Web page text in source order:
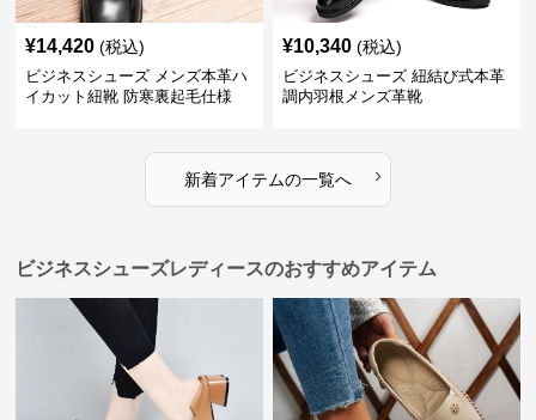
¥14,420 (税込)
ビジネスシューズ メンズ本革ハ
イカット紐靴 防寒裏起毛仕様
¥10,340 (税込)
ビジネスシューズ 紐結び式本革
調内羽根メンズ革靴
新着アイテムの一覧へ ›
ビジネスシューズレディースのおすすめアイテム